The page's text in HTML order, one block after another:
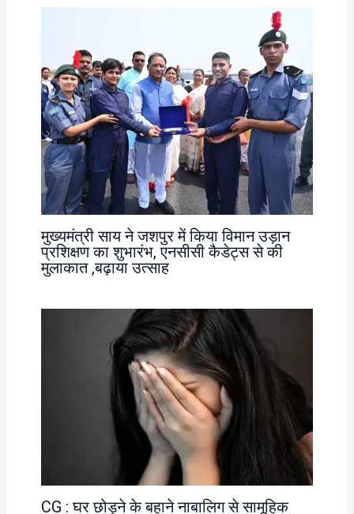
मुख्यमंत्री साय ने जशपुर में किया विमान उड़ान
प्रशिक्षण का शुभारंभ, एनसीसी कैडेट्स से की
मुलाकात ,बढ़ाया उत्साह
CG : घर छोड़ने के बहाने नाबालिग से सामूहिक